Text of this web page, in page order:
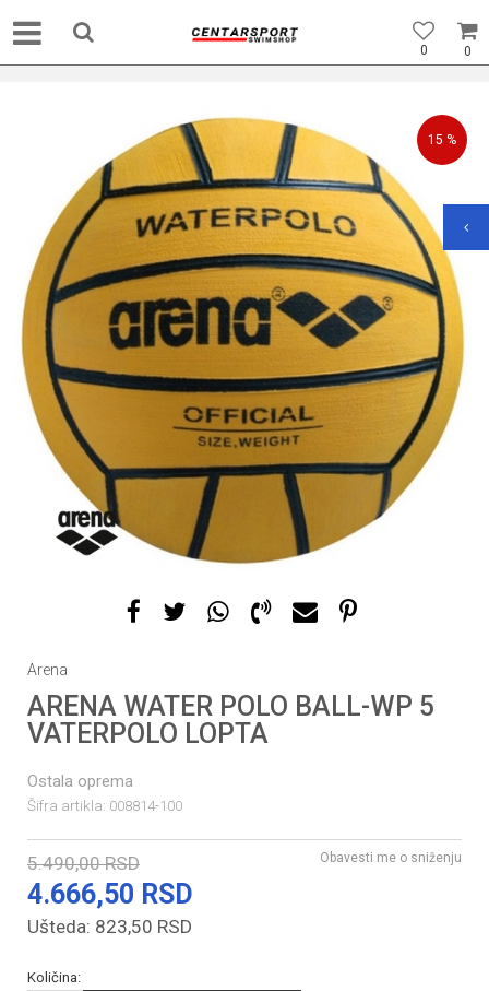
0
0
15 %
Arena
ARENA WATER POLO BALL-WP 5
VATERPOLO LOPTA
Ostala oprema
Šifra artikla: 008814-100
5.490,00 RSD
4.666,50 RSD
Ušteda: 823,50 RSD
Obavesti me o sniženju
Količina: